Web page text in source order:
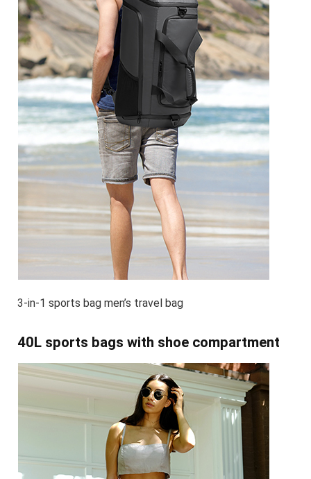
3-in-1 sports bag men’s travel bag
40L sports bags with shoe compartment